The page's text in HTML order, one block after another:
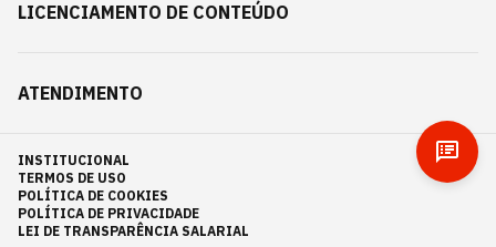
LICENCIAMENTO DE CONTEÚDO
ATENDIMENTO
INSTITUCIONAL
TERMOS DE USO
POLÍTICA DE COOKIES
POLÍTICA DE PRIVACIDADE
LEI DE TRANSPARÊNCIA SALARIAL